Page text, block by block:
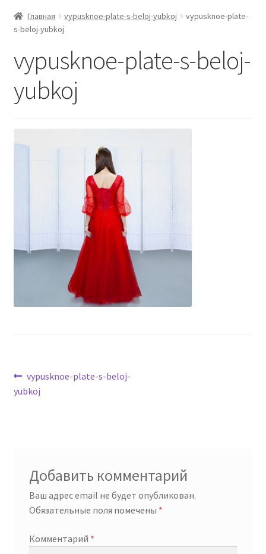
Главная vypusknoe-plate-s-beloj-yubkoj
vypusknoe-plate-
s-beloj-yubkoj
vypusknoe-plate-s-beloj-
yubkoj
Навигация
по
Предыдущая
запись:
vypusknoe-plate-s-beloj-
yubkoj
Добавить комментарий
Ваш адрес email не будет опубликован.
Обязательные поля помечены *
Комментарий *